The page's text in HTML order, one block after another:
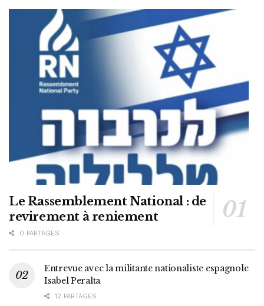
Le Rassemblement National : de
revirement à reniement
0 PARTAGES
Entrevue avec la militante nationaliste espagnole
Isabel Peralta
12 PARTAGES